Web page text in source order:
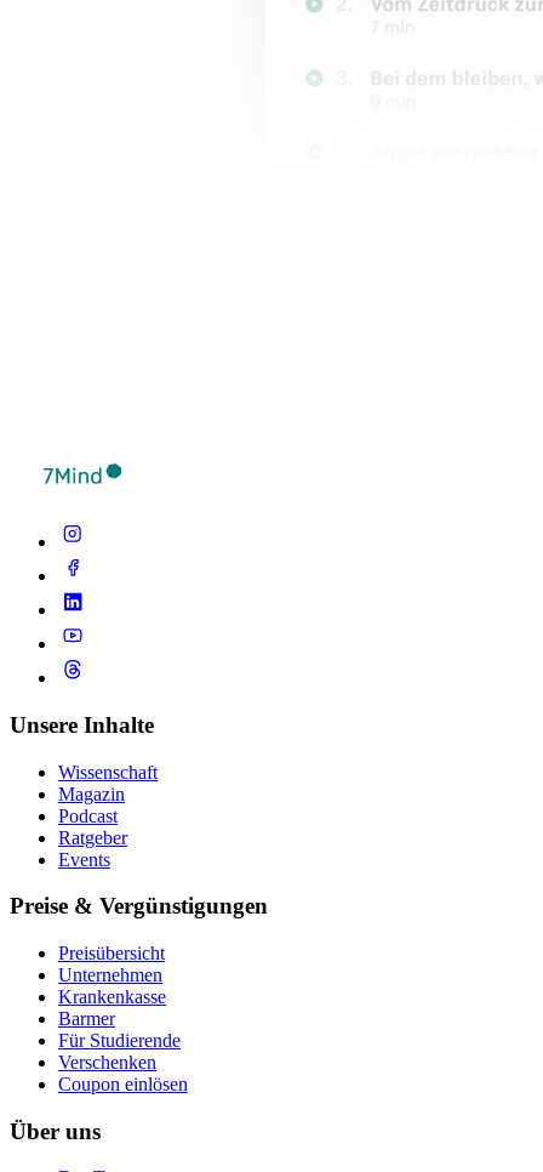
Unsere Inhalte
Wissenschaft
Magazin
Podcast
Ratgeber
Events
Preise & Vergünstigungen
Preisübersicht
Unternehmen
Krankenkasse
Barmer
Für Studierende
Ver­schen­ken
Coupon einlösen
Über uns